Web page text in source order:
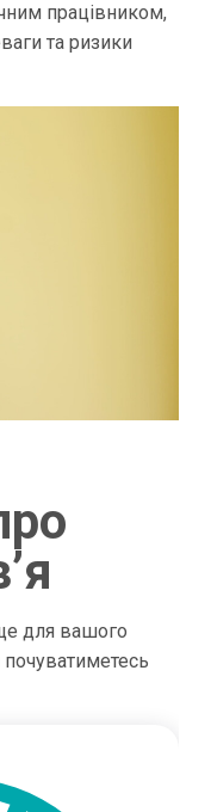
працівником,
та ризики
для вашого